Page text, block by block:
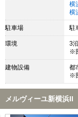
横
横
駐車場 駐
環境
3
※
建物設備
都
※
メルヴィーユ新横浜